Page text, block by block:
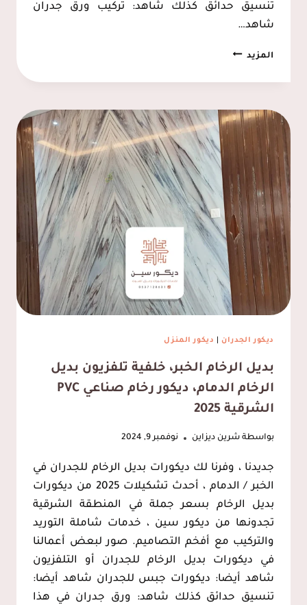
تنسيق حدائق كذلك شاهد: تركيب ورق جدران
شاهد…
المزيدعزل
الدمام،
تركيب
عازل
صوت
للغرف
الخبر،
عوازل
الصوت
الشرقية
ديكور الجدران ديكور المنزل
بديل الرخام الخبر، خلفية تلفزيون بديل
الرخام الدمام، ديكور رخام صناعي PVC
الشرقية 2025
بواسطة شرين ديزاين نوفمبر 9, 2024
جديدنا ، وفرنا لك ديكورات بديل الرخام للجدران في
الخبر / الدمام ، أحدث تشكيلات 2025 من ديكورات
بديل الرخام بسعر جملة في المنطقة الشرقية
تجدونها من ديكور سين ، خدمات شاملة التوريد
والتركيب مع أفخم التصاميم. صور لبعض أعمالنا
في ديكورات بديل الرخام للجدران أو التلفزيون
شاهد أيضا: ديكورات جبس للجدران شاهد أيضا:
تنسيق حدائق كذلك شاهد: ورق جدران في هذا